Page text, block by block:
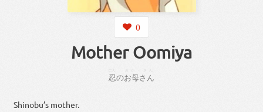
0
Mother Oomiya
忍のお母さん
Shinobu’s mother.